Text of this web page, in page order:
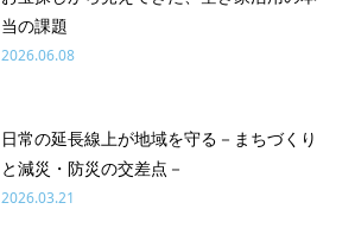
当の課題
2026.06.08
日常の延長線上が地域を守る－まちづくり
と減災・防災の交差点－
2026.03.21